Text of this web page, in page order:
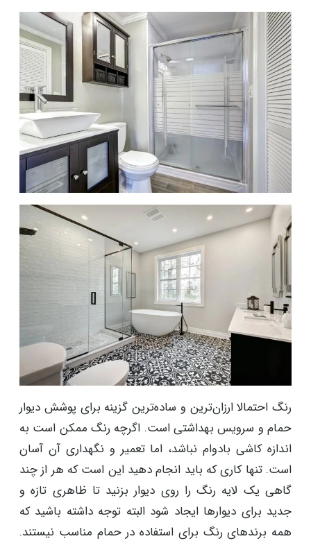
رنگ احتمالا ارزان‌ترین و ساده‌ترین گزینه برای پوشش دیوار
حمام و سرویس بهداشتی است. اگرچه رنگ ممکن است به
اندازه کاشی بادوام نباشد، اما تعمیر و نگهداری آن آسان
است. تنها کاری که باید انجام دهید این است که هر از چند
گاهی یک لایه رنگ را روی دیوار بزنید تا ظاهری تازه و
جدید برای دیوارها ایجاد شود البته توجه داشته باشید که
همه برندهای رنگ برای استفاده در حمام مناسب نیستند.